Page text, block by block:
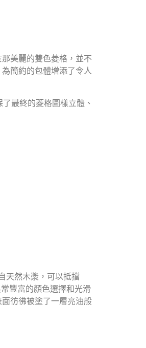
美麗的雙色菱格，並不
簡約的包體增添了令人
最終的菱格圖樣立體、
天然木漿，可以抵擋
豐富的顏色選擇和光滑
彷彿被塗了一層亮油般